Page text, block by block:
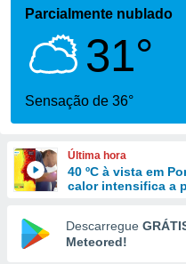
foi
fornecidas
a este
das
e
forma
digital
Parcialmente nublado
31°
Sensação de 36°
Última hora
40 ºC à vista em
calor intensifica a
Descarregue
Meteored!